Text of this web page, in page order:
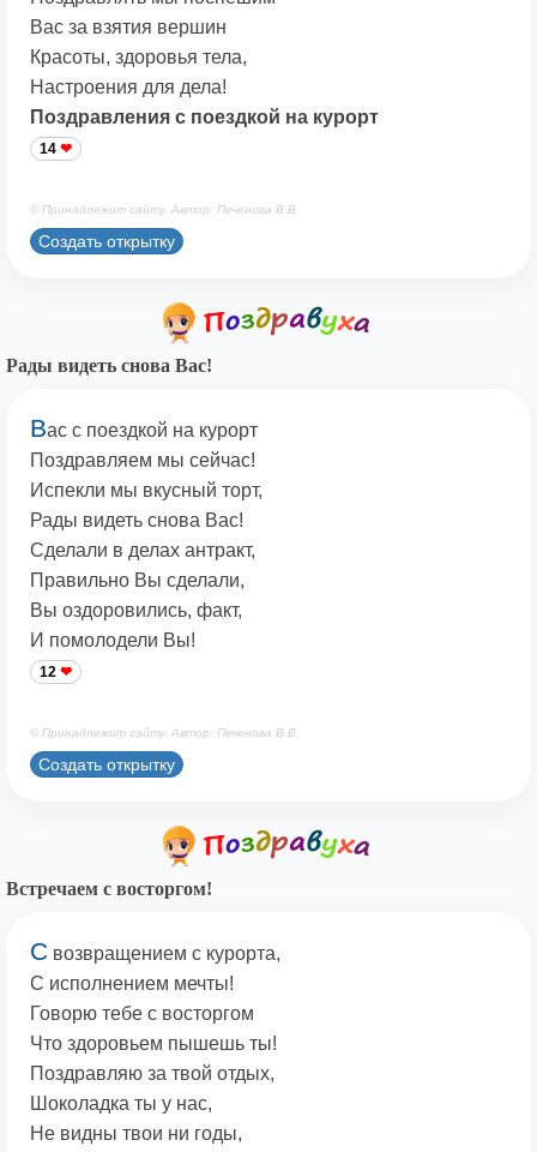
Вас за взятия вершин
Красоты, здоровья тела,
Настроения для дела!
Поздравления с поездкой на курорт
14
© Принадлежит сайту. Автор: Печенова В.В.
Создать открытку
Рады видеть снова Вас!
Вас с поездкой на курорт
Поздравляем мы сейчас!
Испекли мы вкусный торт,
Рады видеть снова Вас!
Сделали в делах антракт,
Правильно Вы сделали,
Вы оздоровились, факт,
И помолодели Вы!
12
© Принадлежит сайту. Автор: Печенова В.В.
Создать открытку
Встречаем с восторгом!
С возвращением с курорта,
С исполнением мечты!
Говорю тебе с восторгом
Что здоровьем пышешь ты!
Поздравляю за твой отдых,
Шоколадка ты у нас,
Не видны твои ни годы,